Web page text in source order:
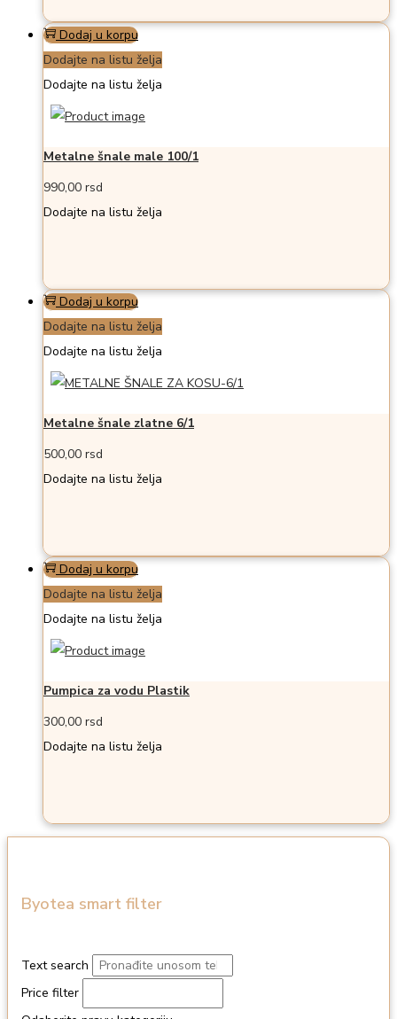
Dodaj u korpu
Dodajte na listu želja
Dodajte na listu želja
Metalne šnale male 100/1
990,00 rsd
Dodajte na listu želja
Dodaj u korpu
Dodajte na listu želja
Dodajte na listu želja
Metalne šnale zlatne 6/1
500,00 rsd
Dodajte na listu želja
Dodaj u korpu
Dodajte na listu želja
Dodajte na listu želja
Pumpica za vodu Plastik
300,00 rsd
Dodajte na listu želja
Byotea smart filter
Text search
Price filter